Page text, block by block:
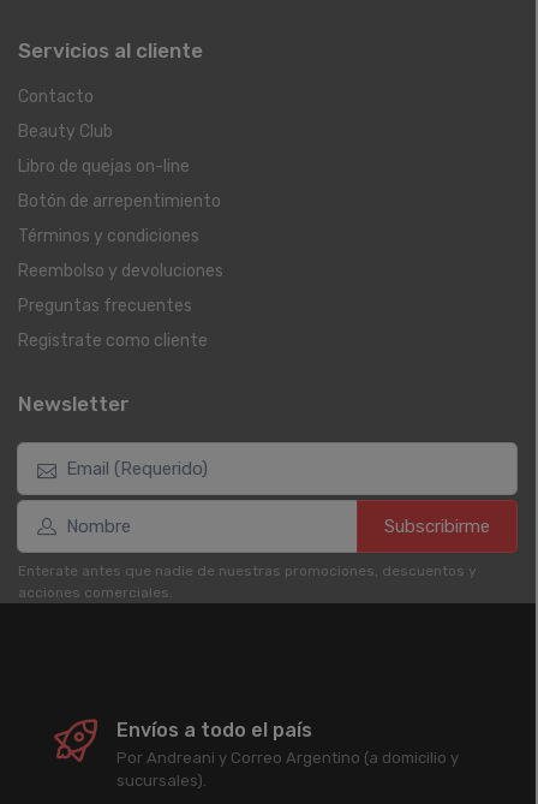
Servicios al cliente
Contacto
Beauty Club
Libro de quejas on-line
Botón de arrepentimiento
Términos y condiciones
Reembolso y devoluciones
Preguntas frecuentes
Registrate como cliente
Newsletter
Subscribirme
Enterate antes que nadie de nuestras promociones, descuentos y
acciones comerciales.
Envíos a todo el país
Por Andreani y Correo Argentino (a domicilio y
sucursales).